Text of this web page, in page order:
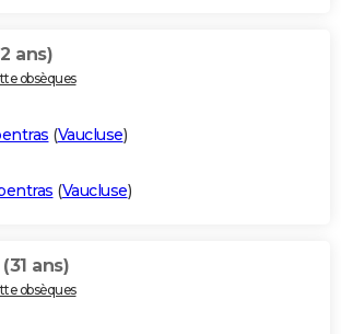
ans)
obsèques
(Vaucluse)
(Vaucluse)
(31 ans)
obsèques